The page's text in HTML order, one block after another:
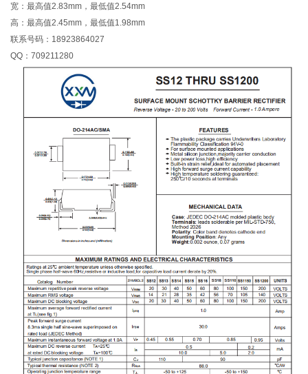
宽：最高值2.83mm，最低值2.54mm
高：最高值2.45mm，最低值1.98mm
联系号码：18923864027
QQ：709211280